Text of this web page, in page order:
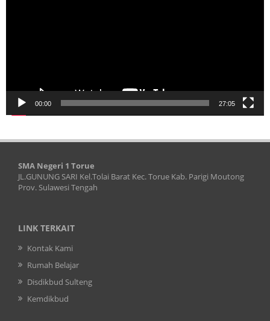
00:00 27:05
SMA Negeri 1 Torue
JL.GUNUNG SARI Kel.Tolai Barat Kec. Torue Kab. Parigi Moutong
Prov. Sulawesi Tengah
LINK TERKAIT
Kontak Kami
Rumah Belajar
Disdikbud Sulteng
Kemdikbud